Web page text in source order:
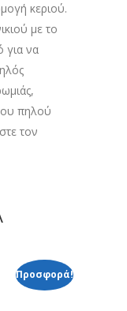
κεριού.
με το
για να
πηλού
τον
Προσφορά!